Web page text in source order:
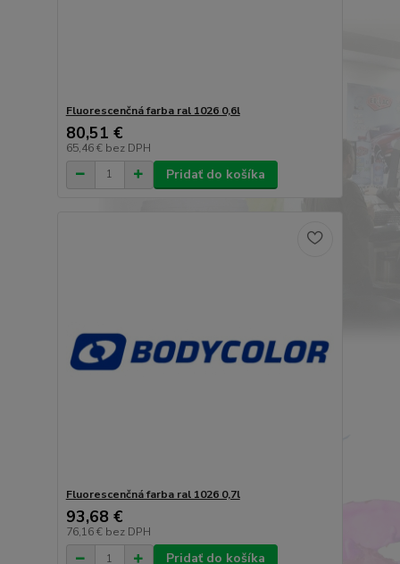
Fluorescenčná farba ral 1026 0,6l
80,51 €
65,46 € bez DPH
Pridať do košíka
Fluorescenčná farba ral 1026 0,7l
93,68 €
76,16 € bez DPH
Pridať do košíka